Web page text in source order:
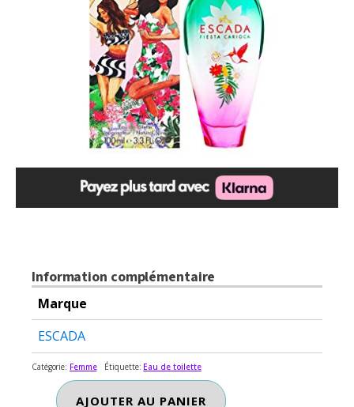
Information complémentaire
Marque
ESCADA
Catégorie: Femme Étiquette: Eau de toilette
quantitéAJOUTER AU PANIER